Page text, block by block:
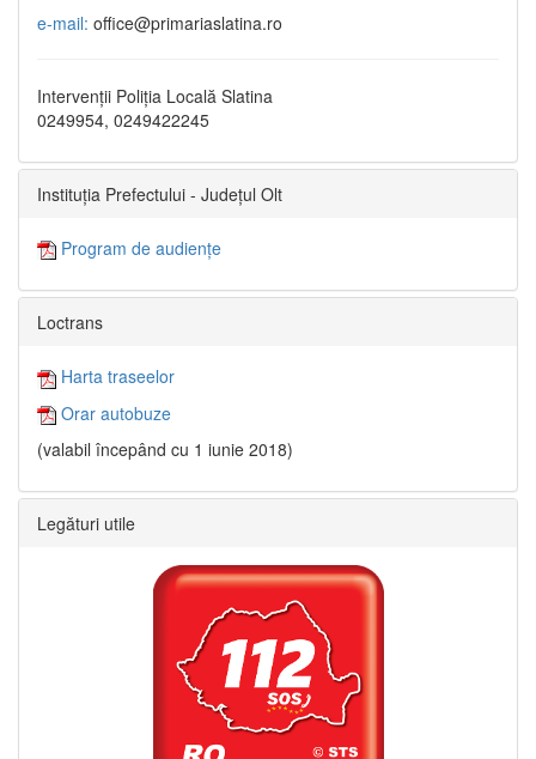
e-mail: office@primariaslatina.ro
Intervenții Poliția Locală Slatina
0249954, 0249422245
Instituția Prefectului - Județul Olt
Program de audiențe
Loctrans
Harta traseelor
Orar autobuze
(valabil începând cu 1 iunie 2018)
Legături utile